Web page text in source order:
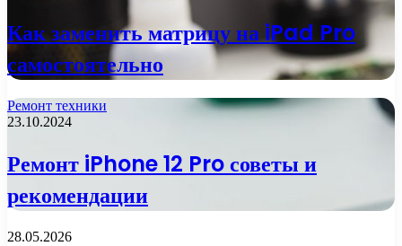
Как заменить матрицу на iPad Pro
самостоятельно
Ремонт техники
23.10.2024
Ремонт iPhone 12 Pro советы и
рекомендации
28.05.2026